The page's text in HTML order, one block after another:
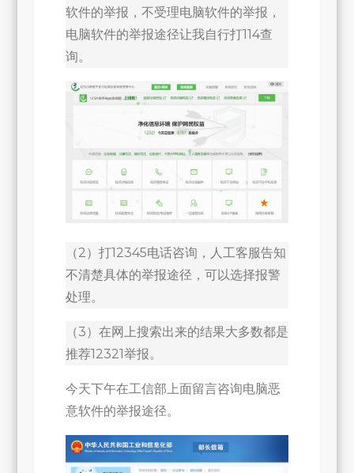
软件的举报，不受理电脑软件的举报，
电脑软件的举报途径让我自行打114查
询。
（2）打12345电话咨询，人工客服告知
不清楚具体的举报途径，可以选择报警
处理。
（3）在网上搜索出来的结果大多数都是
推荐12321举报。
今天下午在工信部上面留言咨询电脑恶
意软件的举报途径。